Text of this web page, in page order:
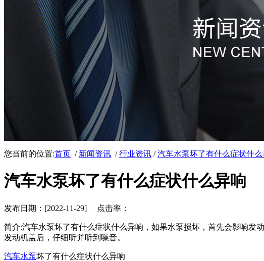
您当前的位置:首页 / 新闻资讯 /行业资讯 /汽车水泵坏了有什么症状什么
汽车水泵坏了有什么症状什么异响
发布日期：[2022-11-29] 点击率：
简介:汽车水泵坏了有什么症状什么异响，如果水泵损坏，首先会影响
发动机盖后，仔细听并听到噪音。
汽车水泵坏了有什么症状什么异响